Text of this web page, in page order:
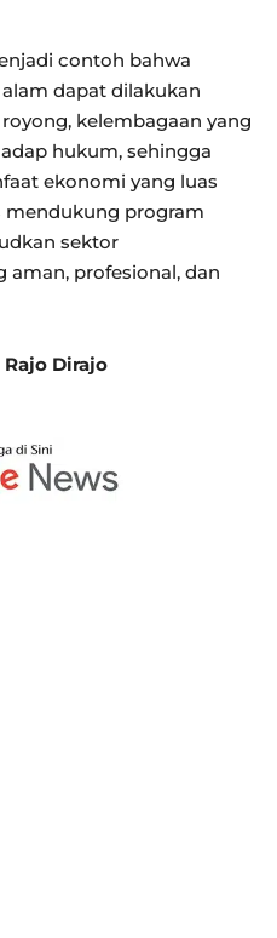
contoh bahwa
dapat dilakukan
kelembagaan yang
hukum, sehingga
ekonomi yang luas
mendukung program
sektor
aman, profesional, dan
Dirajo